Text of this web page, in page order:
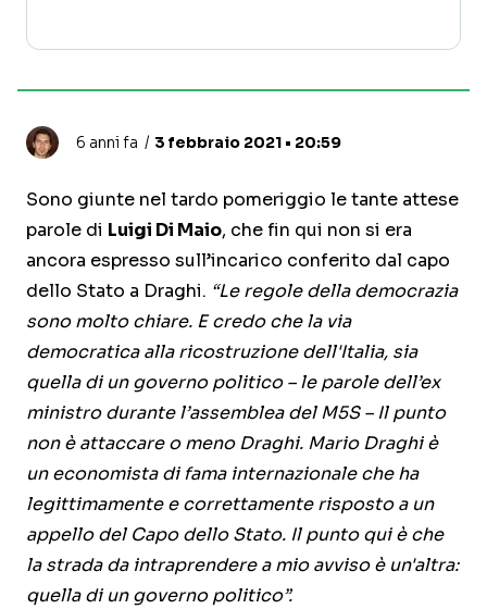
6 anni fa 3 febbraio 2021 • 20:59
Sono giunte nel tardo pomeriggio le tante attese
parole di Luigi Di Maio, che fin qui non si era
ancora espresso sull’incarico conferito dal capo
dello Stato a Draghi. “Le regole della democrazia
sono molto chiare. E credo che la via
democratica alla ricostruzione dell'Italia, sia
quella di un governo politico – le parole dell’ex
ministro durante l’assemblea del M5S – Il punto
non è attaccare o meno Draghi. Mario Draghi è
un economista di fama internazionale che ha
legittimamente e correttamente risposto a un
appello del Capo dello Stato. Il punto qui è che
la strada da intraprendere a mio avviso è un'altra:
quella di un governo politico”.